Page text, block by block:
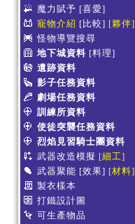
魔力賦予 [喜愛]
寵物介紹 [比較] [夥伴]
怪物導覽搜尋
地下城資料 [料理]
遺跡資料
影子任務資料
劇場任務資料
訓練所資料
使徒突襲任務資料
烈焰見習騎士團資料
武器改造模擬 [細工]
武器聚能 [效果] [材料]
製衣樣本
打鐵設計圖
可生產物品